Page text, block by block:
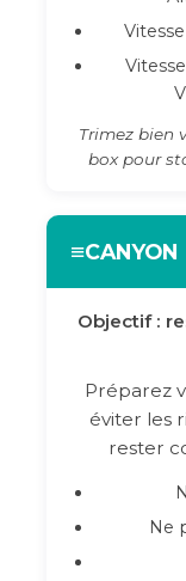
Trimez bien
box pour
≡CANYON
Objectif :
Préparez
éviter les
rester
Ne